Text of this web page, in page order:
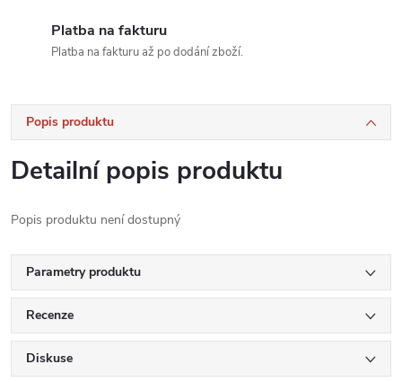
Platba na fakturu
Platba na fakturu až po dodání zboží.
Popis produktu
Detailní popis produktu
Popis produktu není dostupný
Parametry produktu
Recenze
Diskuse